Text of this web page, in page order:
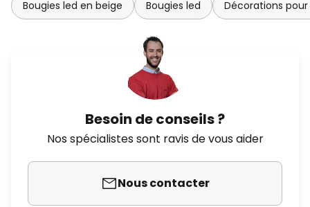
Bougies led en beige Bougies led Décorations
Besoin de conseils ?
Nos spécialistes sont ravis de vous aider
Nous contacter